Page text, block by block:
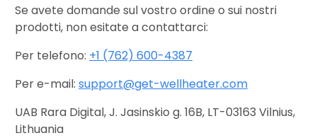
Se avete domande sul vostro ordine o sui nostri
prodotti, non esitate a contattarci:
Per telefono: +1 (762) 600-4387
Per e-mail: support@get-wellheater.com
UAB Rara Digital, J. Jasinskio g. 16B, LT-03163 Vilnius,
Lithuania